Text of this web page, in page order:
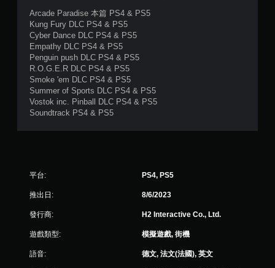
Arcade Paradise 本篇 PS4 & PS5
Kung Fury DLC PS4 & PS5
Cyber Dance DLC PS4 & PS5
Empathy DLC PS4 & PS5
Penguin push DLC PS4 & PS5
R.O.G.E.R DLC PS4 & PS5
Smoke 'em DLC PS4 & PS5
Summer of Sports DLC PS4 & PS5
Vostok inc. Pinball DLC PS4 & PS5
Soundtrack PS4 & PS5
平台: PS4, PS5
推出日: 8/6/2023
發行商: H2 Interactive Co., Ltd.
遊戲類型: 模擬遊戲, 街機
語音: 德文, 法文(法國), 英文